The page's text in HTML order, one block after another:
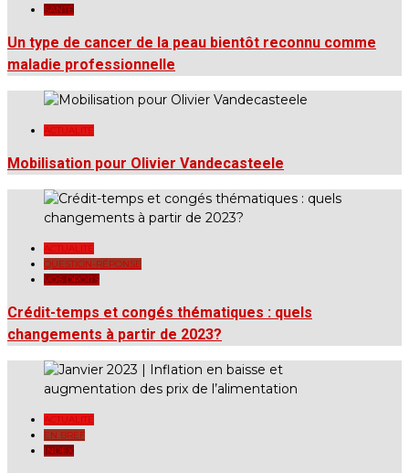
SANTÉ
Un type de cancer de la peau bientôt reconnu comme
maladie professionnelle
Mobilisation pour Olivier Vandecasteele
QUESTION-RÉPONSE
VOS DROITS
Crédit-temps et congés thématiques : quels
changements à partir de 2023?
EN BREF
INDEX